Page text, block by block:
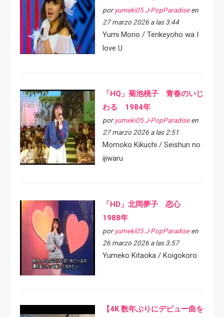
por yumeki05 J-PopParadiseen
27 marzo 2026 a las 3:44
Yumi Morio / Tenkeyoho wa I
love U
「HQ」菊池桃子 青春のいじ
わる 1984年
por yumeki05 J-PopParadiseen
27 marzo 2026 a las 2:51
Momoko Kikuchi / Seishun no
ijiwaru
「HD」北岡夢子 恋心
1988年
por yumeki05 J-PopParadiseen
26 marzo 2026 a las 3:57
Yumeko Kitaoka / Koigokoro
【4K 数年ぶりにデビュー曲を